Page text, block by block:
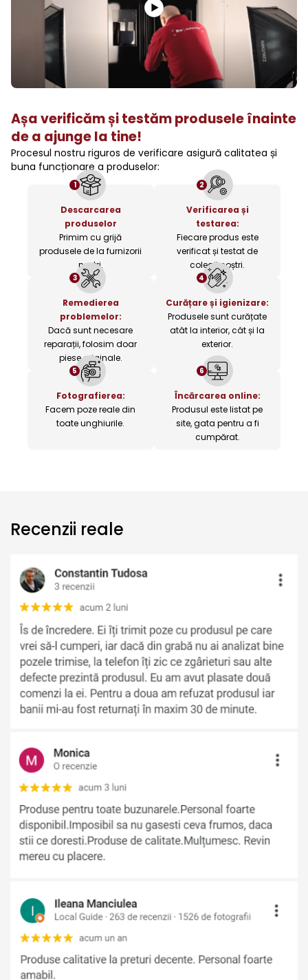
Așa verificăm și testăm produsele înainte
de a ajunge la tine!
Procesul nostru riguros de verificare asigură calitatea și
buna funcționare a produselor:
1
Descarcarea
produselor
Primim cu grijă
produsele de la furnizorii
noștri.
2
Verificarea și
testarea:
Fiecare produs este
verificat și testat de
colegii noștri.
3
Remedierea
problemelor:
Dacă sunt necesare
reparații, folosim doar
piese originale.
4
Curățare și igienizare:
Produsele sunt curățate
atât la interior, cât și la
exterior.
5
Fotografierea:
Facem poze reale din
toate unghiurile.
6
Încărcarea online:
Produsul este listat pe
site, gata pentru a fi
cumpărat.
Recenzii reale